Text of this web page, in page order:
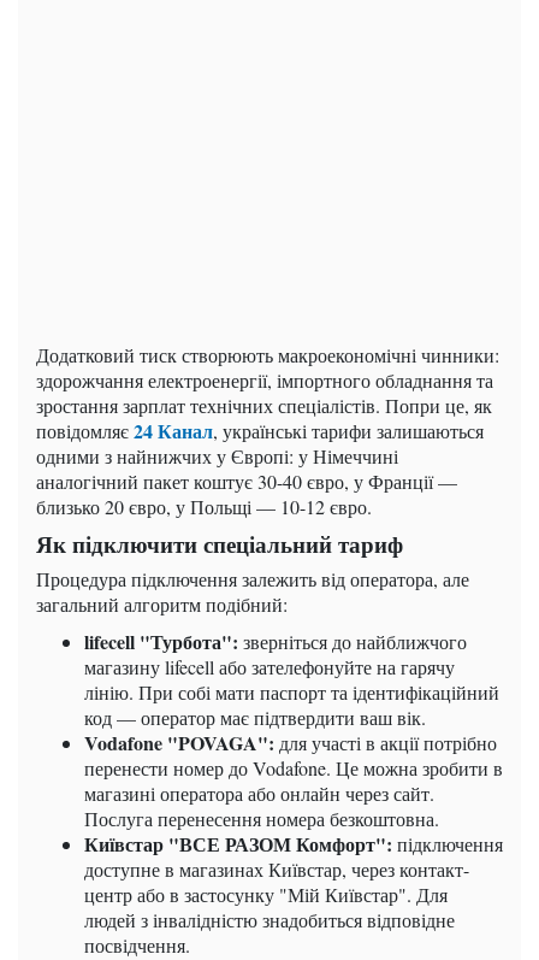
Додатковий тиск створюють макроекономічні чинники:
здорожчання електроенергії, імпортного обладнання та
зростання зарплат технічних спеціалістів. Попри це, як
повідомляє24 Канал, українські тарифи залишаються
одними з найнижчих у Європі: у Німеччині
аналогічний пакет коштує 30-40 євро, у Франції —
близько 20 євро, у Польщі — 10-12 євро.
Як підключити спеціальний тариф
Процедура підключення залежить від оператора, але
загальний алгоритм подібний:
lifecell "Турбота": зверніться до найближчого
магазину lifecell або зателефонуйте на гарячу
лінію. При собі мати паспорт та ідентифікаційний
код — оператор має підтвердити ваш вік.
Vodafone "POVAGA": для участі в акції потрібно
перенести номер до Vodafone. Це можна зробити в
магазині оператора або онлайн через сайт.
Послуга перенесення номера безкоштовна.
Київстар "ВСЕ РАЗОМ Комфорт": підключення
доступне в магазинах Київстар, через контакт-
центр або в застосунку "Мій Київстар". Для
людей з інвалідністю знадобиться відповідне
посвідчення.